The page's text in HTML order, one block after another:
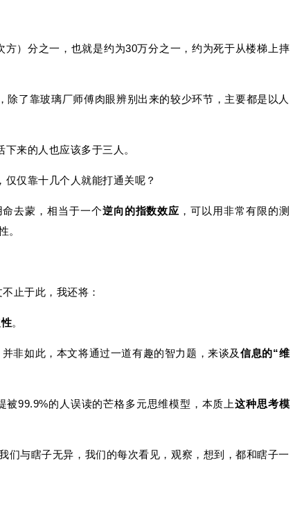
）分之一，也就是约为30万分之一，约为死于从楼梯上摔
了靠玻璃厂师傅肉眼辨别出来的较少环节，主要都是以人
来的人也应该多于三人。
仅靠十几个人就能打通关呢？
去蒙，相当于一个逆向的指数效应 ，可以用非常有限的测
。
止于此，我还将：
。
非如此，本文将通过一道有趣的智力题，来谈及信息的“维
99.9%的人误读的芒格多元思维模型，本质上这种思考模
们与瞎子无异，我们的每次看见，观察，想到，都和瞎子一